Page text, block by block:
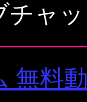
チャ
無料